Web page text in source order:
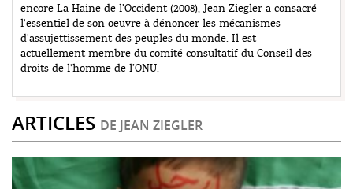
encore La Haine de l’Occident (2008), Jean Ziegler a consacré
l'essentiel de son oeuvre à dénoncer les mécanismes
d'assujettissement des peuples du monde. Il est
actuellement membre du comité consultatif du Conseil des
droits de l'homme de l’ONU.
ARTICLES DE JEAN ZIEGLER